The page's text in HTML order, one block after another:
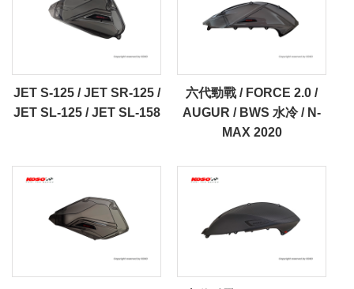
JET S-125 / JET SR-125 /
JET SL-125 / JET SL-158
六代勁戰 / FORCE 2.0 /
AUGUR / BWS 水冷 / N-
MAX 2020